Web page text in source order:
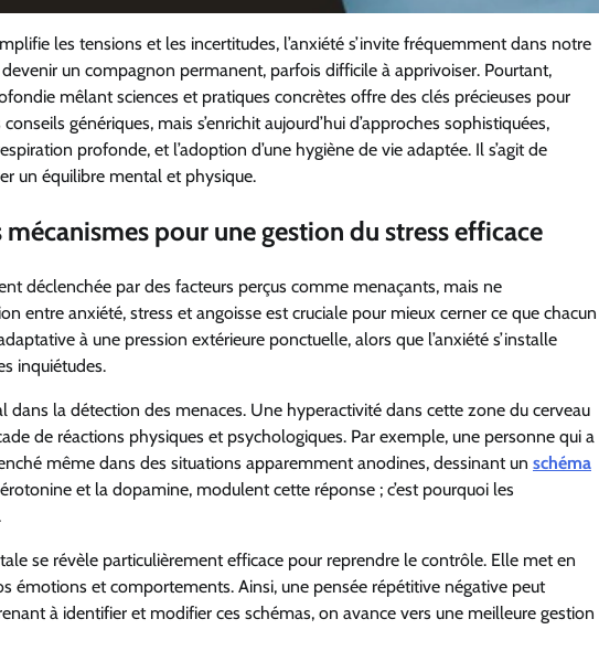
les tensions et les incertitudes, l’anxiété s’invite fréquemment dans notre
un compagnon permanent, parfois difficile à apprivoiser. Pourtant,
mêlant sciences et pratiques concrètes offre des clés précieuses pour
génériques, mais s’enrichit aujourd’hui d’approches sophistiquées,
profonde, et l’adoption d’une hygiène de vie adaptée. Il s’agit de
un équilibre mental et physique.
pour une gestion du stress efficace
déclenchée par des facteurs perçus comme menaçants, mais ne
entre anxiété, stress et angoisse est cruciale pour mieux cerner ce que chacun
à une pression extérieure ponctuelle, alors que l’anxiété s’installe
inquiétudes.
dans la détection des menaces. Une hyperactivité dans cette zone du cerveau
de réactions physiques et psychologiques. Par exemple, une personne qui a
même dans des situations apparemment anodines, dessinant un schéma
et la dopamine, modulent cette réponse ; c’est pourquoi les
se révèle particulièrement efficace pour reprendre le contrôle. Elle met en
émotions et comportements. Ainsi, une pensée répétitive négative peut
à identifier et modifier ces schémas, on avance vers une meilleure gestion